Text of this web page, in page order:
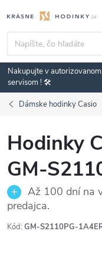
na
obsah
Nakupujte v
servisom ! 🛠️
Dámske hodinky Casio
Hodinky
GM-
Až 100 dní na
predajca.
Kód: GM-S2110PG-